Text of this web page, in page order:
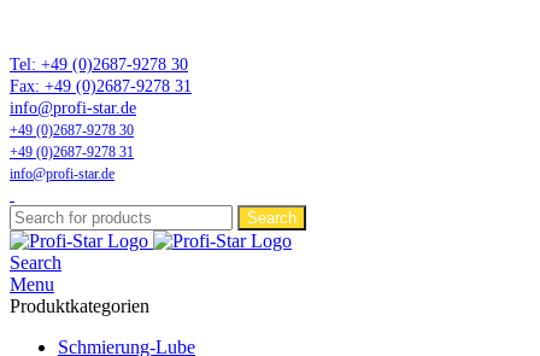
Tel: +49 (0)2687-9278 30
Fax: +49 (0)2687-9278 31
info@profi-star.de
+49 (0)2687-9278 30
+49 (0)2687-9278 31
info@profi-star.de
Search
Search
Menu
Produktkategorien
Schmierung-Lube